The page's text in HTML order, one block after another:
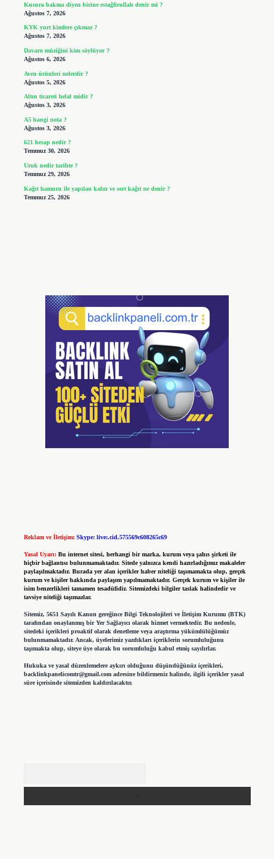
Kusura bakma diyen birine estağfirullah denir mi ?
Ağustos 7, 2026
KYK yurt kimlere çıkmaz ?
Ağustos 7, 2026
Davaro müziğini kim söylüyor ?
Ağustos 6, 2026
Aven ürünleri nelerdir ?
Ağustos 5, 2026
Altın ticareti helal midir ?
Ağustos 3, 2026
A5 hangi nota ?
Ağustos 3, 2026
621 hesap nedir ?
Temmuz 30, 2026
Uruk nedir tarihte ?
Temmuz 29, 2026
Kağıt hamuru ile yapılan kalın ve sert kağıt ne denir ?
Temmuz 25, 2026
Reklam ve İletişim: Skype: live:.cid.575569c608265c69
Yasal Uyarı: Bu internet sitesi, herhangi bir marka, kurum veya şahıs şirketi ile
hiçbir bağlantısı bulunmamaktadır. Sitede yalnızca kendi hazırladığımız makaleler
paylaşılmaktadır. Burada yer alan içerikler haber niteliği taşımamakta olup, gerçek
kurum ve kişiler hakkında paylaşım yapılmamaktadır. Gerçek kurum ve kişiler ile
isim benzerlikleri tamamen tesadüfidir. Sitemizdeki bilgiler taslak halindedir ve
tavsiye niteliği taşımazlar.
Sitemiz, 5651 Sayılı Kanun gereğince Bilgi Teknolojileri ve İletişim Kurumu (BTK)
tarafından onaylanmış bir Yer Sağlayıcı olarak hizmet vermektedir. Bu nedenle,
sitedeki içerikleri proaktif olarak denetleme veya araştırma yükümlülüğümüz
bulunmamaktadır. Ancak, üyelerimiz yazdıkları içeriklerin sorumluluğunu
taşımakta olup, siteye üye olarak bu sorumluluğu kabul etmiş sayılırlar.
Hukuka ve yasal düzenlemelere aykırı olduğunu düşündüğünüz içerikleri,
backlinkpanelicomtr@gmail.comadresine bildirmeniz halinde, ilgili içerikler yasal
süre içerisinde sitemizden kaldırılacaktır.